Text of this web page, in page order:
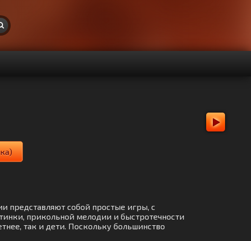
представляют собой простые игры, с
прикольной мелодии и быстротечности
так и дети. Поскольку большинство